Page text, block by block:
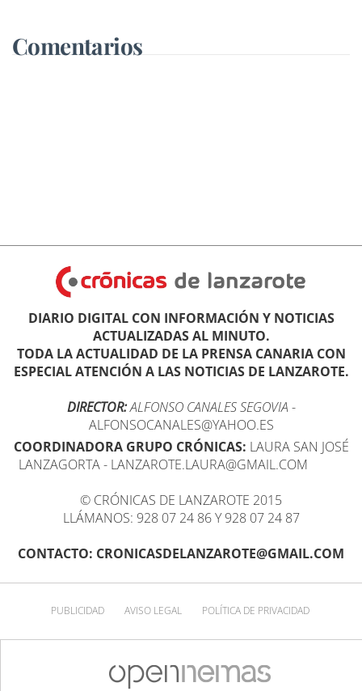
Comentarios
DIARIO DIGITAL CON INFORMACIÓN Y NOTICIAS
ACTUALIZADAS AL MINUTO.
TODA LA ACTUALIDAD DE LA PRENSA CANARIA CON
ESPECIAL ATENCIÓN A LAS NOTICIAS DE LANZAROTE.
DIRECTOR:ALFONSO CANALES SEGOVIA -
ALFONSOCANALES@YAHOO.ES
COORDINADORA GRUPO CRÓNICAS: LAURA SAN JOSÉ
LANZAGORTA - LANZAROTE.LAURA@GMAIL.COM
© CRÓNICAS DE LANZAROTE 2015
LLÁMANOS: 928 07 24 86 Y 928 07 24 87
CONTACTO: CRONICASDELANZAROTE@GMAIL.COM
PUBLICIDAD AVISO LEGAL POLÍTICA DE PRIVACIDAD